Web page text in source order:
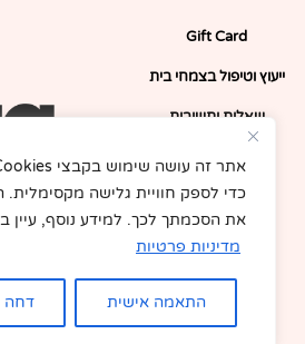
כדי לספק חוויית גלישה
את הסכמתך לכך. למידע נוסף, עיין
מדיניות פרטיות
התאמה אישית דחה
Gift Card
ייעוץ וטיפול בצמחי בית
שאלות ותשובות
תקנון
בלוג